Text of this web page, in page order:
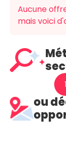
Aucune
mais voici
ou